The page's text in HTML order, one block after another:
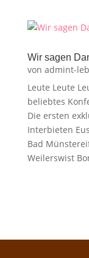
Wir sagen
von admint-
Leute Leute
beliebtes
Die ersten
Interbieten
Bad
Weilerswist